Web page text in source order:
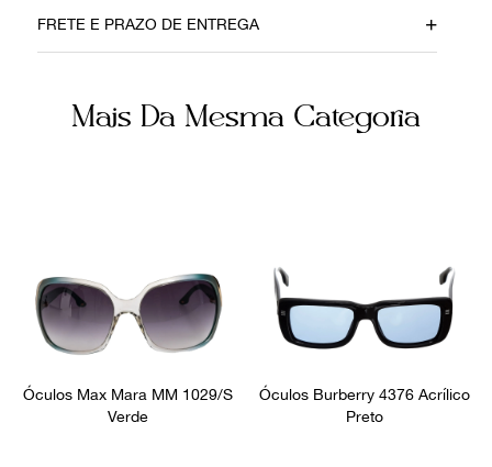
Acetato Amarelo
Estojo da Marca Dia a Dia
FRETE E PRAZO DE ENTREGA
Mais Da Mesma Categoria
Óculos Max Mara MM 1029/S
Verde
Óculos Burberry 4376 Acrílico
Preto